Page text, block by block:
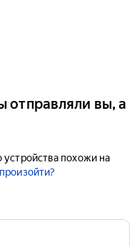
отправляли вы, а
похожи на